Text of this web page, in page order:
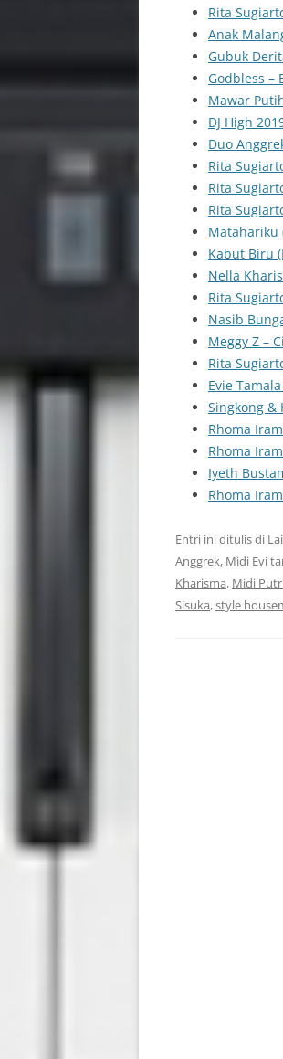
Rita
Anak
Gubuk
Godbless –
Mawar
DJ High
Duo
Rita
Rita
Rita
Matahariku
Kabut Biru
Nella
Rita
Nasib
Meggy Z –
Rita
Evie
Singkong &
Rhoma
Rhoma
Iyeth
Rhoma
Entri ini ditulis di
Anggrek, Midi Evi
Kharisma, Midi
Sisuka,style